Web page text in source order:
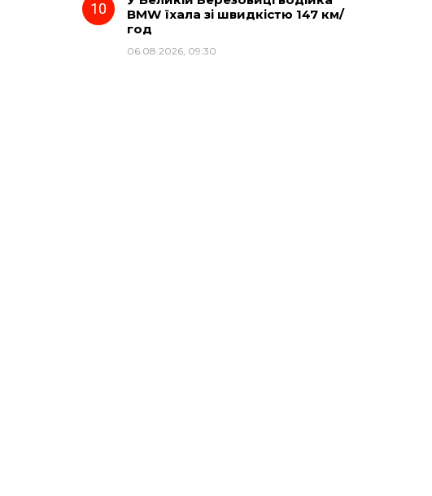
BMW їхала зі швидкістю 147 км/
год
06.08.2026, 09:30